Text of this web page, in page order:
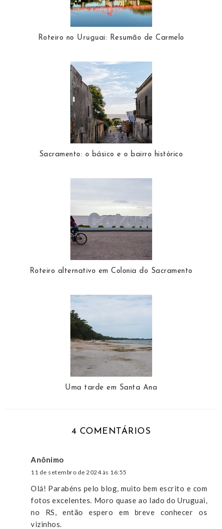
Roteiro no Uruguai: Resumão de Carmelo
Sacramento: o básico e o bairro histórico
Roteiro alternativo em Colonia do Sacramento
Uma tarde em Santa Ana
4 COMENTÁRIOS
Anônimo
11 de setembro de 2024 às 16:55
Olá! Parabéns pelo blog, muito bem escrito e com
fotos excelentes. Moro quase ao lado do Uruguai,
no RS, então espero em breve conhecer os
vizinhos.